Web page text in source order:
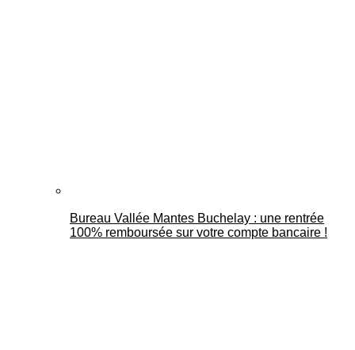
Bureau Vallée Mantes Buchelay : une rentrée
100% remboursée sur votre compte bancaire !